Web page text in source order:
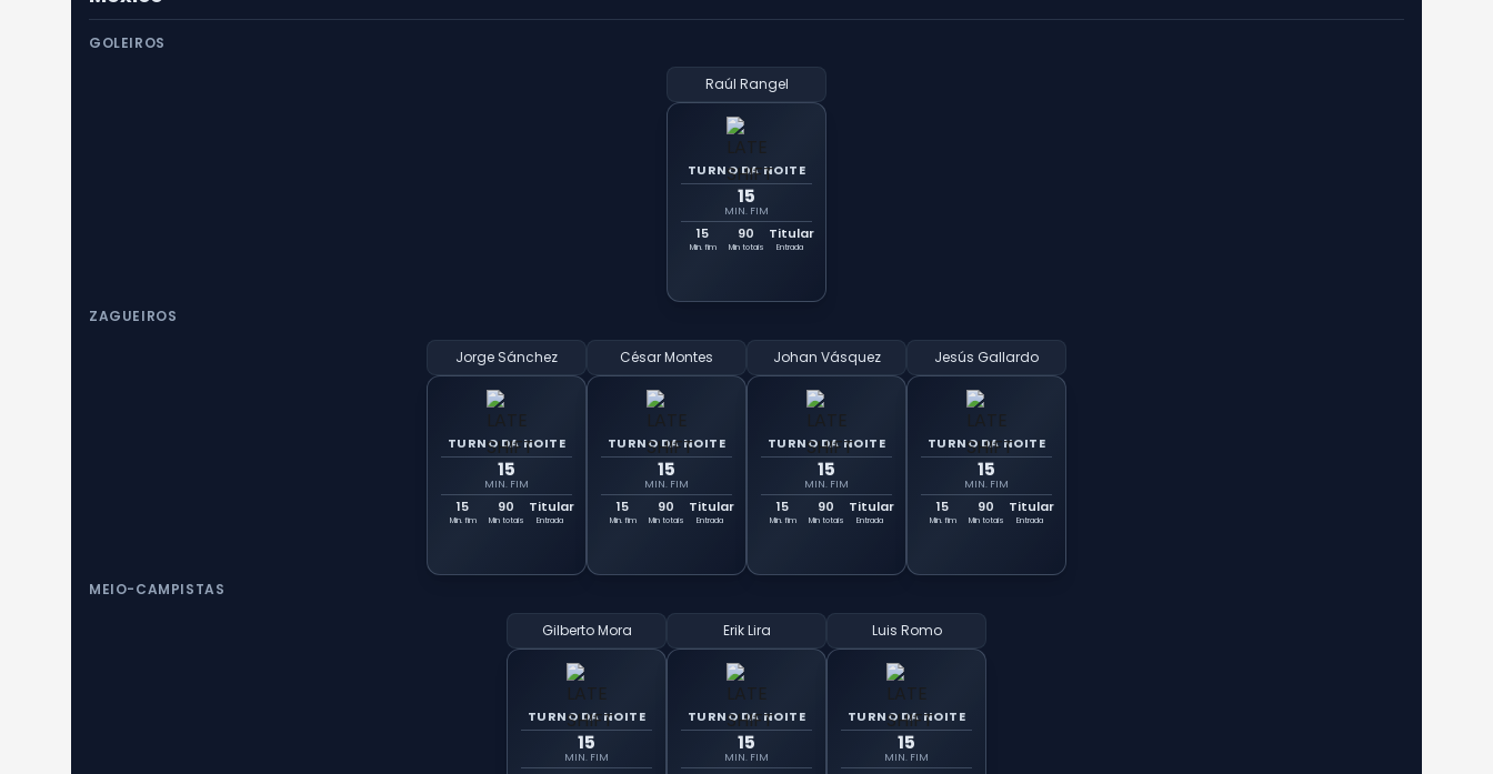
GOLEIROS
Raúl Rangel
TURNO DA NOITE
15
MIN. FIM
15
Min. fim
90
Min totais
Titular
Entrada
ZAGUEIROS
Jorge Sánchez
TURNO DA NOITE
15
MIN. FIM
15
Min. fim
90
Min totais
Titular
Entrada
César Montes
TURNO DA NOITE
15
MIN. FIM
15
Min. fim
90
Min totais
Titular
Entrada
Johan Vásquez
TURNO DA NOITE
15
MIN. FIM
15
Min. fim
90
Min totais
Titular
Entrada
Jesús Gallardo
TURNO DA NOITE
15
MIN. FIM
15
Min. fim
90
Min totais
Titular
Entrada
MEIO-CAMPISTAS
Gilberto Mora
TURNO DA NOITE
15
MIN. FIM
Erik Lira
TURNO DA NOITE
15
MIN. FIM
Luis Romo
TURNO DA NOITE
15
MIN. FIM